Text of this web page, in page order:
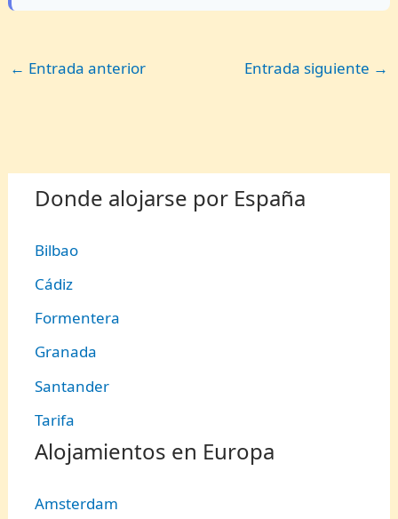
← Entrada anterior Entrada siguiente →
Donde alojarse por España
Bilbao
Cádiz
Formentera
Granada
Santander
Tarifa
Alojamientos en Europa
Amsterdam